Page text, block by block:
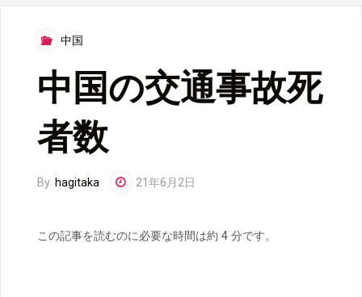
中国
中国の交通事故死
者数
By hagitaka 21年6月2日
この記事を読むのに必要な時間は約 4 分です。